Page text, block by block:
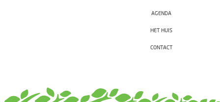
AGENDA
HET HUIS
CONTACT